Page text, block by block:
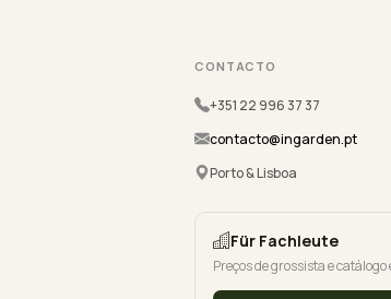
CONTACTO
+351 22 996 37 37
contacto@ingarden.pt
Porto & Lisboa
Für Fachleute
Preços de grossista e catálogo